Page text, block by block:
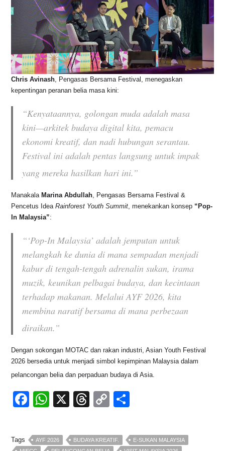
Chris Avinash, Pengasas Bersama Festival, menegaskan
kepentingan peranan belia masa kini:
“Kenyataannya, golongan muda adalah masa
kini—arkitek budaya digital kita, pemacu
ekonomi kreatif, dan nadi hubungan serantau.
Festival ini adalah pentas langsung untuk impak
yang mereka hasilkan hari ini.”
Manakala Marina Abdullah, Pengasas Bersama Festival &
Pencetus IdeaRainforest Youth Summit, menekankan konsep “Pop-
In Malaysia”:
“‘Pop-In Malaysia’ adalah jemputan untuk
melangkah ke dunia di mana sempadan menjadi
kabur di tengah-tengah adrenalin sukan, irama
muzik, keunikan pelbagai budaya, dan kecintaan
terhadap makanan. Melalui AYF 2026, kita
membina naratif bersama di mana perbezaan
diraikan.”
Dengan sokongan MOTAC dan rakan industri, Asian Youth Festival
2026 bersedia untuk menjadi simbol kepimpinan Malaysia dalam
pelancongan belia dan perpaduan budaya di Asia.
F
c
e
W
at
s
X
T
e
a
C
p
y
ar
e
Tags AYF 2026 BUDAYA KREATIF.
E-SUKAN MALAYSIA